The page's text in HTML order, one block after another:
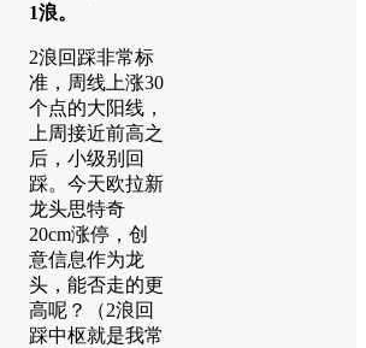
1浪。
2浪回踩非常标
准，周线上涨30
个点的大阳线，
上周接近前高之
后，小级别回
踩。今天欧拉新
龙头思特奇
20cm涨停，创
意信息作为龙
头，能否走的更
高呢？（2浪回
踩中枢就是我常